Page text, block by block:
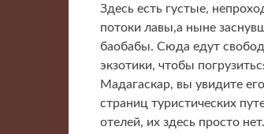
Здесь есть густые,
потоки лавы,а ныне
баобабы. Сюда едут
экзотики, чтобы
Мадагаскар, вы увидите
страниц туристических
отелей, их здесь просто